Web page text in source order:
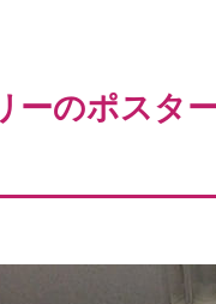
ーのポスタ